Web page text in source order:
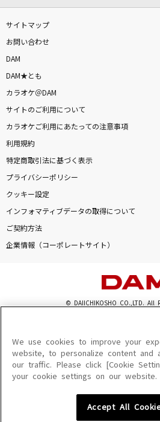
サイトマップ
お問い合わせ
DAM
DAM★とも
カラオケ＠DAM
サイトのご利用について
カラオケご利用にあたっての注意事項
利用規約
特定商取引法に基づく表示
プライバシーポリシー
クッキー設定
インフォマティブデータの取得について
ご契約方法
企業情報（コーポレートサイト）
© DAIICHIKOSHO CO.,LTD. All
このサイトに掲載されている一切の文章・画像・
を問わず、著作権法の定める範囲を超えて無断で
を禁じます。
楽曲及びコンテンツは、機種によりご利用いただ
楽曲及びコンテンツの配信日、配信内容が変更にな
We use cookies to improve your
website, to personalize content and
our traffic. Please click [Cookie
your cookie settings on our website.
Accept All